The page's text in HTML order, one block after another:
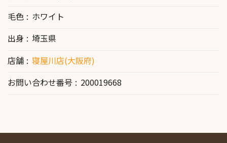
毛色
ホワイト
出身
埼玉県
店舗
寝屋川店(大阪府)
お問い合わせ番号
200019668